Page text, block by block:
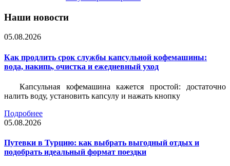
Наши новости
05.08.2026
Как продлить срок службы капсульной кофемашины:
вода, накипь, очистка и ежедневный уход
Капсульная кофемашина кажется простой: достаточно
налить воду, установить капсулу и нажать кнопку
Подробнее
05.08.2026
Путевки в Турцию: как выбрать выгодный отдых и
подобрать идеальный формат поездки